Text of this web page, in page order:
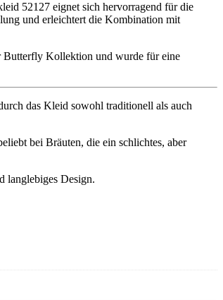
52127 eignet sich hervorragend für die
und erleichtert die Kombination mit
Butterfly Kollektion und wurde für eine
das Kleid sowohl traditionell als auch
bei Bräuten, die ein schlichtes, aber
langlebiges Design.